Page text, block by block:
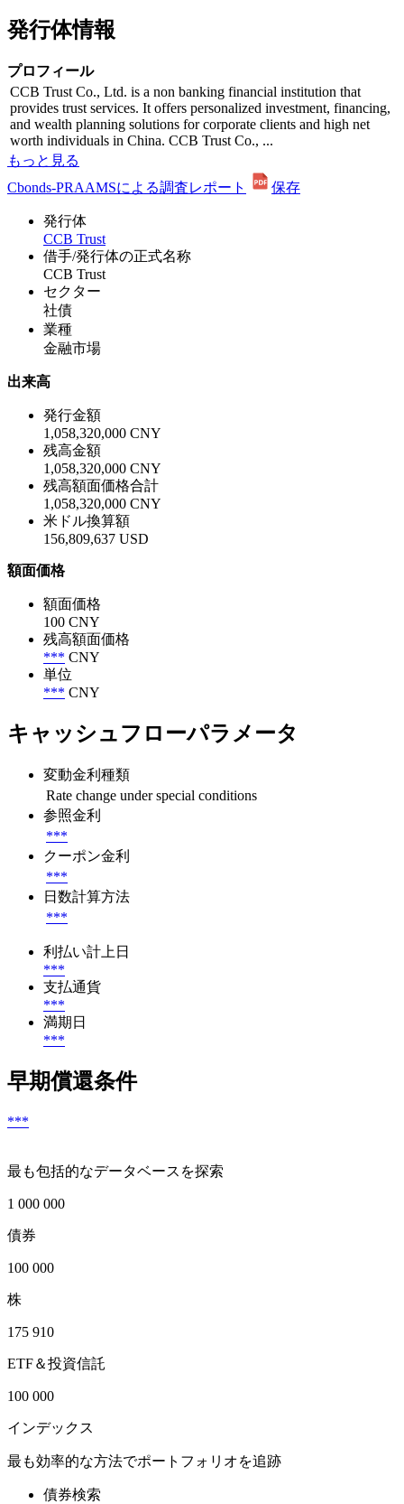
発行体情報
プロフィール
CCB Trust Co., Ltd. is a non banking financial institution that
provides trust services. It offers personalized investment, financing,
and wealth planning solutions for corporate clients and high net
worth individuals in China. CCB Trust Co., ...
もっと見る
Cbonds-PRAAMSによる調査レポート
保存
発行体
CCB Trust
借手/発行体の正式名称
CCB Trust
セクター
社債
業種
金融市場
出来高
発行金額
1,058,320,000 CNY
残高金額
1,058,320,000 CNY
残高額面価格合計
1,058,320,000 CNY
米ドル換算額
156,809,637 USD
額面価格
額面価格
100 CNY
残高額面価格
*** CNY
単位
*** CNY
キャッシュフローパラメータ
変動金利種類
Rate change under special conditions
参照金利
***
クーポン金利
***
日数計算方法
***
利払い計上日
***
支払通貨
***
満期日
***
早期償還条件
***
最も包括的なデータベースを探索
1 000 000
債券
100 000
株
175 910
ETF＆投資信託
100 000
インデックス
最も効率的な方法でポートフォリオを追跡
債券検索